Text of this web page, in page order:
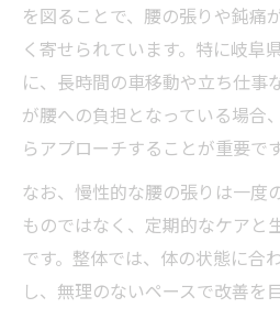
反り腰や猫背と腰の
み
整体で腰の違和感を
順
整体で腰の不調が改善する
整体による腰の不調
れ
初回の整体から腰の
ス
を図ることで、腰の張りや鈍痛
く寄せられています。特に岐阜
に、長時間の車移動や立ち仕事
が腰への負担となっている場合
らアプローチすることが重要です
なお、慢性的な腰の張りは一度
ものではなく、定期的なケアと
です。整体では、体の状態に合
し、無理のないペースで改善を